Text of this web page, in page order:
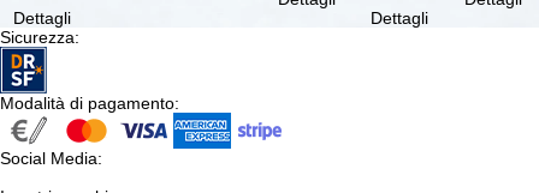
il …
Dettagli
un
Germania.
Dettagli
viaggio
Sicurezza:
Modalità di pagamento:
Social Media: